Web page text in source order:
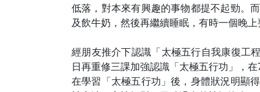
低落，對本來有興趣的事物都提不起勁。
及飲牛奶，然後再繼續睡眠，有時一個晚上
經朋友推介下認識「太極五行自我康復工
日再重修三課加強認識「太極五行功」，
在學習「太極五行功」後，身體狀況明顯